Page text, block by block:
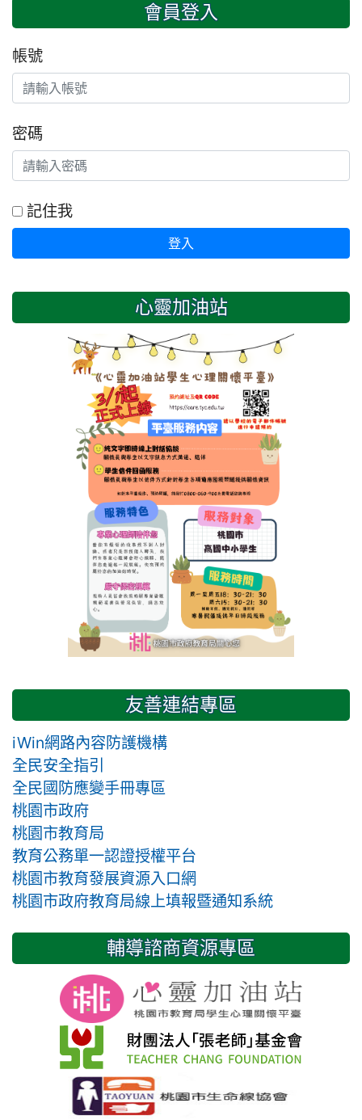
會員登入
帳號
密碼
記住我
登入
心靈加油站
友善連結專區
iWin網路內容防護機構
全民安全指引
全民國防應變手冊專區
桃園市政府
桃園市教育局
教育公務單一認證授權平台
桃園市教育發展資源入口網
桃園市政府教育局線上填報暨通知系統
輔導諮商資源專區